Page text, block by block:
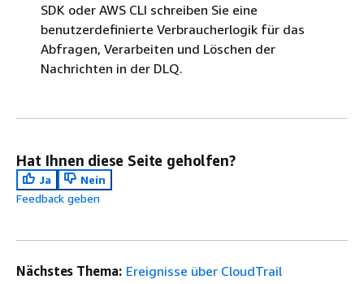
SDK oder AWS CLI schreiben Sie eine
benutzerdefinierte Verbraucherlogik für das
Abfragen, Verarbeiten und Löschen der
Nachrichten in der DLQ.
Hat Ihnen diese Seite geholfen?
Ja
Nein
Feedback geben
Nächstes Thema: Ereignisse über CloudTrail